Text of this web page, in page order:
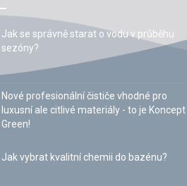
Jak se správně starat o vodu v průběhu
sezóny?
Nové profesionální čističe vhodné pro
luxusní ale citlivé materiály - to je Koncept
Green!
Jak vybrat kvalitní chemii do bazénu?